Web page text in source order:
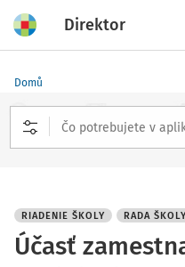
Direktor
Domů
RIADENIE ŠKOLY RADA ŠKOLY
Účasť